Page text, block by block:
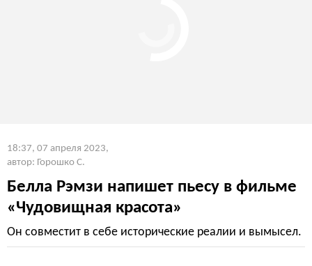
18:37, 07 апреля 2023,
автор: Горошко С.
Белла Рэмзи напишет пьесу в фильме
«Чудовищная красота»
Он совместит в себе исторические реалии и вымысел.